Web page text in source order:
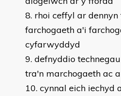
rhoi ceffyl ar
farchogaeth a'i
cyfarwyddyd
defnyddio
tra'n marchogaeth ac
cynnal eich iechyd